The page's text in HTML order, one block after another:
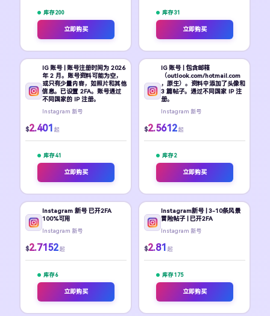
库存 200
立即购买
库存 31
立即购买
IG 账号 | 账号注册时间为 2026
年 2 月。账号资料可能为空，
或只有少量内容，如照片和其他
信息。已设置 2FA。账号通过
不同国家的 IP 注册。
Instagram 新号
$2.401 起
库存 41
立即购买
IG 账号 | 包含邮箱
（outlook.com/hotmail.com
，原生）。资料中添加了头像和
3 篇帖子。通过不同国家 IP 注
册。
Instagram 新号
$2.5612 起
库存 2
立即购买
Instagram 新号 已开2FA
100%可用
Instagram 新号
$2.7152 起
库存 6
立即购买
Instagram新号 | 3-10条风景
冒险帖子 | 已开2FA
Instagram 新号
$2.81 起
库存 175
立即购买